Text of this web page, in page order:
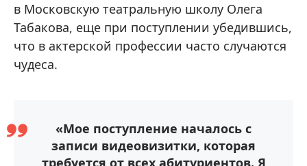
в Московскую театральную школу Олега
Табакова, еще при поступлении убедившись,
что в актерской профессии часто случаются
чудеса.
«Мое поступление началось с
записи видеовизитки, которая
требуется от всех абитуриентов. Я